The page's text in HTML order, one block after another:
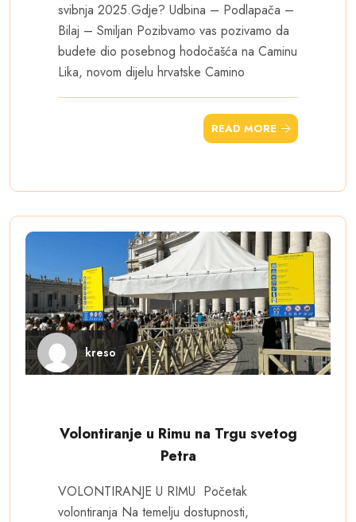
svibnja 2025.Gdje? Udbina – Podlapača –
Bilaj – Smiljan Pozibvamo vas pozivamo da
budete dio posebnog hodočašća na Caminu
Lika, novom dijelu hrvatske Camino
READ MORE
kreso
Volontiranje u Rimu na Trgu svetog
Petra
VOLONTIRANJE U RIMU Početak
volontiranja Na temelju dostupnosti,